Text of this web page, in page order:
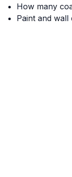
How many
Paint and